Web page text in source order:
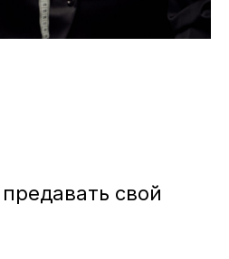
свой